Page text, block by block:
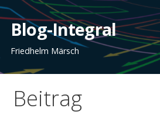
Zum
Inhalt
springen
Blog-Integral
Friedhelm Märsch
Beitrag